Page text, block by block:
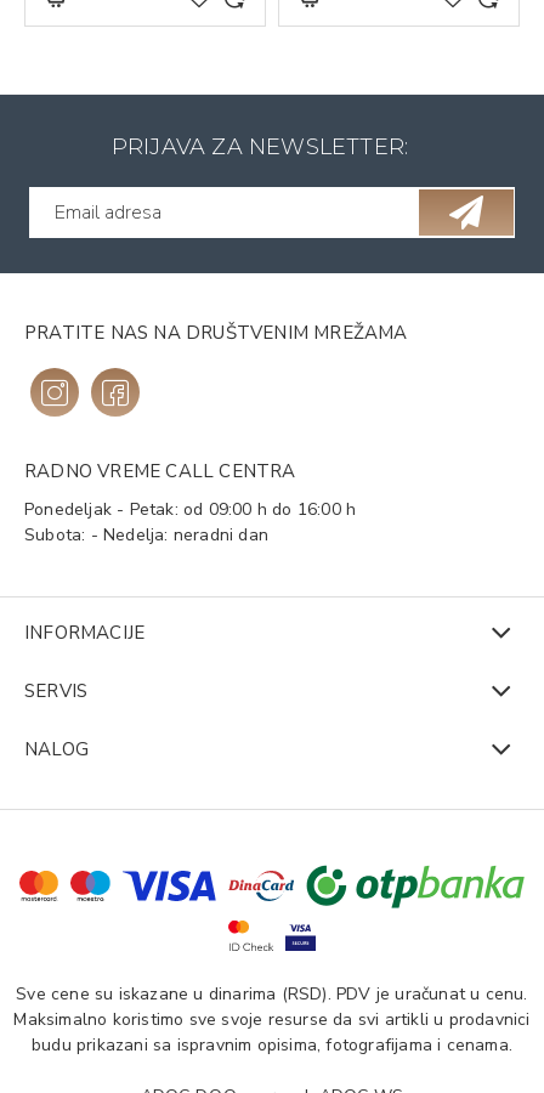
PRIJAVA ZA NEWSLETTER:
PRATITE NAS NA DRUŠTVENIM MREŽAMA
RADNO VREME CALL CENTRA
Ponedeljak - Petak: od 09:00 h do 16:00 h
Subota: - Nedelja: neradni dan
INFORMACIJE
SERVIS
NALOG
Sve cene su iskazane u dinarima (RSD). PDV je uračunat u cenu.
Maksimalno koristimo sve svoje resurse da svi artikli u prodavnici
budu prikazani sa ispravnim opisima, fotografijama i cenama.